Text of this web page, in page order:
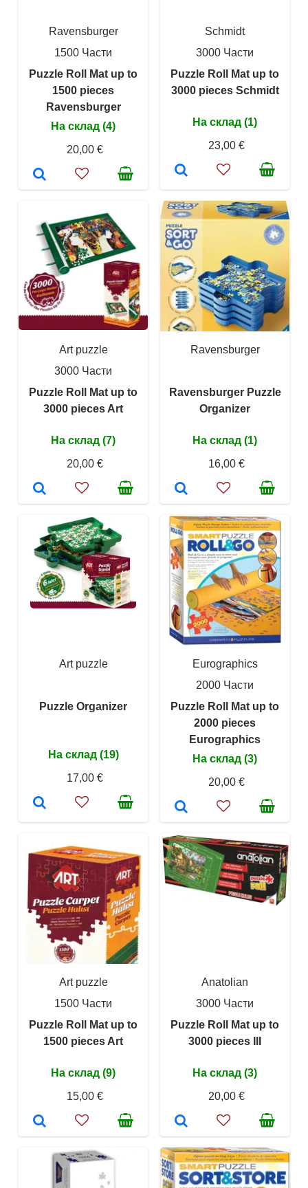
Ravensburger
1500 Части
Puzzle Roll Mat up to
1500 pieces
Ravensburger
На склад (4)
20,00 €
Schmidt
3000 Части
Puzzle Roll Mat up to
3000 pieces Schmidt
На склад (1)
23,00 €
Art puzzle
3000 Части
Puzzle Roll Mat up to
3000 pieces Art
На склад (7)
20,00 €
Ravensburger
Ravensburger Puzzle
Organizer
На склад (1)
16,00 €
Art puzzle
Puzzle Organizer
На склад (19)
17,00 €
Eurographics
2000 Части
Puzzle Roll Mat up to
2000 pieces
Eurographics
На склад (3)
20,00 €
Art puzzle
1500 Части
Puzzle Roll Mat up to
1500 pieces Art
На склад (9)
15,00 €
Anatolian
3000 Части
Puzzle Roll Mat up to
3000 pieces III
На склад (3)
20,00 €